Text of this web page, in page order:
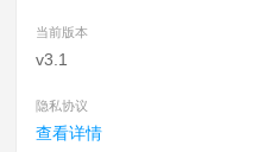
当前版本
v3.1
隐私协议
查看详情